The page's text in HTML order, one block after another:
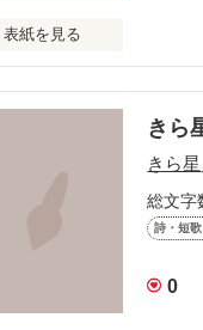
表紙を見る
画像や有名なマンガの
きら
きら星
総文字
詩・短
0